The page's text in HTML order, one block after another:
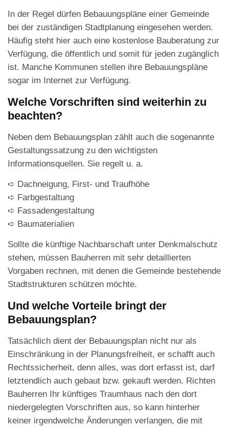
In der Regel dürfen Bebauungspläne einer Gemeinde
bei der zuständigen Stadtplanung eingesehen werden.
Häufig steht hier auch eine kostenlose Bauberatung zur
Verfügung, die öffentlich und somit für jeden zugänglich
ist. Manche Kommunen stellen ihre Bebauungspläne
sogar im Internet zur Verfügung.
Welche Vorschriften sind weiterhin zu
beachten?
Neben dem Bebauungsplan zählt auch die sogenannte
Gestaltungssatzung zu den wichtigsten
Informationsquellen. Sie regelt u. a.
➪ Dachneigung, First- und Traufhöhe
➪ Farbgestaltung
➪ Fassadengestaltung
➪ Baumaterialien
Sollte die künftige Nachbarschaft unter Denkmalschutz
stehen, müssen Bauherren mit sehr detaillierten
Vorgaben rechnen, mit denen die Gemeinde bestehende
Stadtstrukturen schützen möchte.
Und welche Vorteile bringt der
Bebauungsplan?
Tatsächlich dient der Bebauungsplan nicht nur als
Einschränkung in der Planungsfreiheit, er schafft auch
Rechtssicherheit, denn alles, was dort erfasst ist, darf
letztendlich auch gebaut bzw. gekauft werden. Richten
Bauherren Ihr künftiges Traumhaus nach den dort
niedergelegten Vorschriften aus, so kann hinterher
keiner irgendwelche Änderungen verlangen, die mit